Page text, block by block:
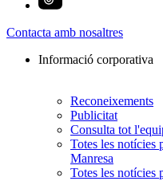
Contacta amb nosaltres
Informació corporativa
Reconeixements
Publicitat
Consulta tot
Totes les notícies
Manresa
Totes les notícies